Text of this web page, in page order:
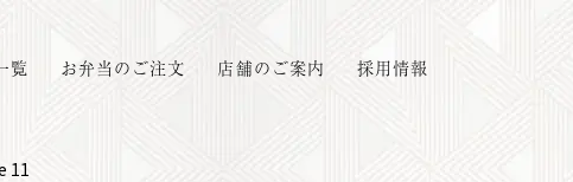
覧 お弁当のご注文 店舗のご案内 採用情報
11